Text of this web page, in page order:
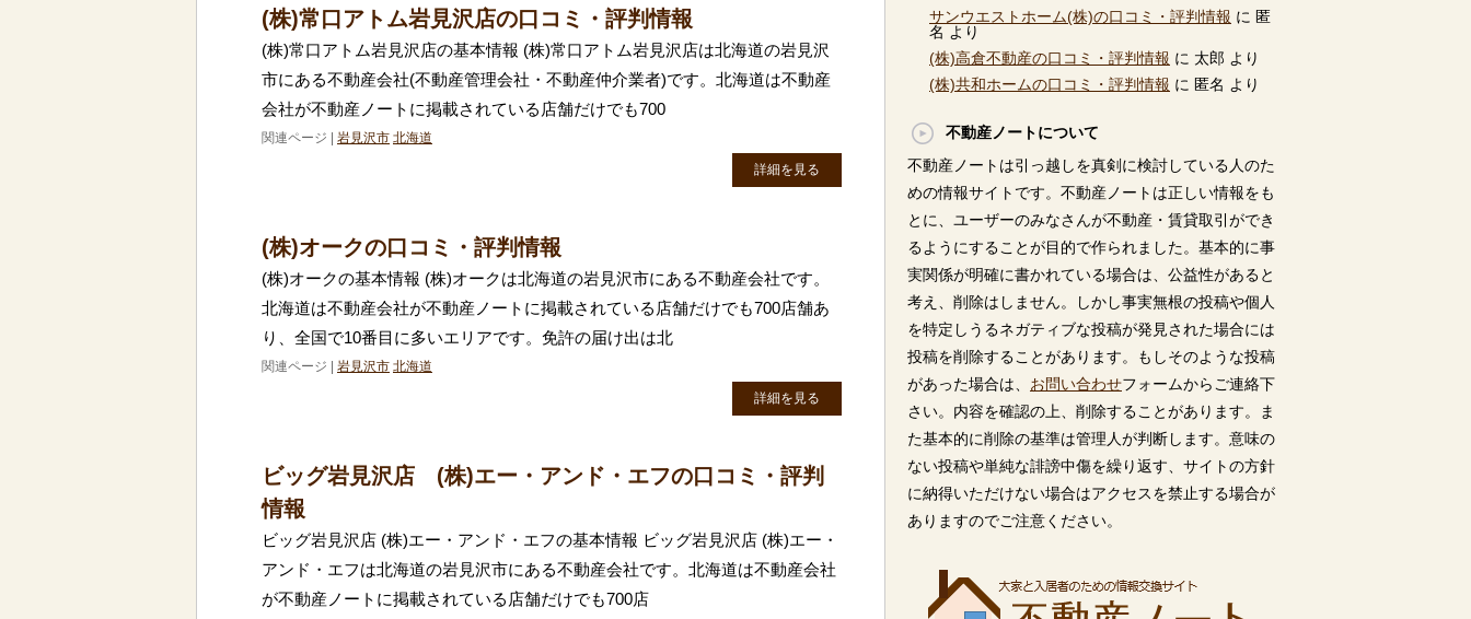
(株)常口アトム岩見沢店の口コミ・評判情報
(株)常口アトム岩見沢店の基本情報 (株)常口アトム岩見沢店は北海道の岩見沢
市にある不動産会社(不動産管理会社・不動産仲介業者)です。北海道は不動産
会社が不動産ノートに掲載されている店舗だけでも700
関連ページ | 岩見沢市 北海道
詳細を見る
(株)オークの口コミ・評判情報
(株)オークの基本情報 (株)オークは北海道の岩見沢市にある不動産会社です。
北海道は不動産会社が不動産ノートに掲載されている店舗だけでも700店舗あ
り、全国で10番目に多いエリアです。免許の届け出は北
関連ページ | 岩見沢市 北海道
詳細を見る
ビッグ岩見沢店 (株)エー・アンド・エフの口コミ・評判
情報
ビッグ岩見沢店 (株)エー・アンド・エフの基本情報 ビッグ岩見沢店 (株)エー・
アンド・エフは北海道の岩見沢市にある不動産会社です。北海道は不動産会社
が不動産ノートに掲載されている店舗だけでも700店
サンウエストホーム(株)の口コミ・評判情報 に 匿
名 より
(株)高倉不動産の口コミ・評判情報 に 太郎 より
(株)共和ホームの口コミ・評判情報 に 匿名 より
不動産ノートについて
不動産ノートは引っ越しを真剣に検討している人のた
めの情報サイトです。不動産ノートは正しい情報をも
とに、ユーザーのみなさんが不動産・賃貸取引ができ
るようにすることが目的で作られました。基本的に事
実関係が明確に書かれている場合は、公益性があると
考え、削除はしません。しかし事実無根の投稿や個人
を特定しうるネガティブな投稿が発見された場合には
投稿を削除することがあります。もしそのような投稿
があった場合は、 お問い合わせフォームからご連絡下
さい。内容を確認の上、削除することがあります。ま
た基本的に削除の基準は管理人が判断します。意味の
ない投稿や単純な誹謗中傷を繰り返す、サイトの方針
に納得いただけない場合はアクセスを禁止する場合が
ありますのでご注意ください。